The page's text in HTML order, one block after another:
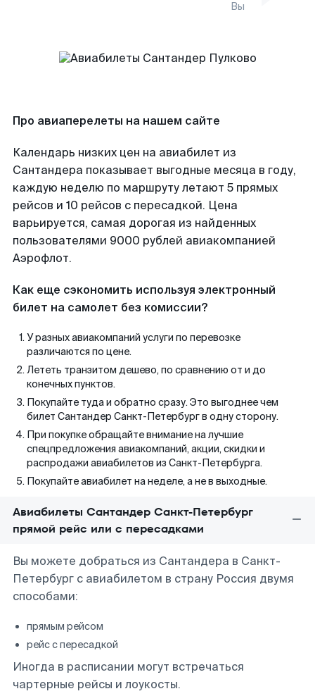
Вы
Про авиаперелеты на нашем сайте
Календарь низких цен на авиабилет из
Сантандера показывает выгодные месяца в году,
каждую неделю по маршруту летают 5 прямых
рейсов и 10 рейсов с пересадкой. Цена
варьируется, самая дорогая из найденных
пользователями 9000 рублей авиакомпанией
Аэрофлот.
Как еще сэкономить используя электронный
билет на самолет без комиссии?
У разных авиакомпаний услуги по перевозке
различаются по цене.
Лететь транзитом дешево, по сравнению от и до
конечных пунктов.
Покупайте туда и обратно сразу. Это выгоднее чем
билет Сантандер Санкт-Петербург в одну сторону.
При покупке обращайте внимание на лучшие
спецпредложения авиакомпаний, акции, скидки и
распродажи авиабилетов из Санкт-Петербурга.
Покупайте авиабилет на неделе, а не в выходные.
Авиабилеты Сантандер Санкт-Петербург
прямой рейс или с пересадками
Вы можете добраться из Сантандера в Санкт-
Петербург с авиабилетом в страну Россия двумя
способами:
прямым рейсом
рейс с пересадкой
Иногда в расписании могут встречаться
чартерные рейсы и лоукосты.